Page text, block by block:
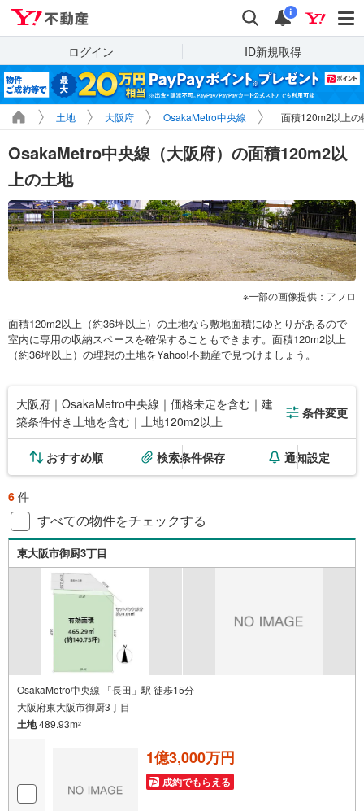
検索 通知
i
ログイン ID新規取得
土地 大阪府 OsakaMetro中央線 面積120m2以上の
OsakaMetro中央線（大阪府）の面積120m2以
上の土地
一部の画像提供：アフロ
面積120m2以上（約36坪以上）の土地なら敷地面積にゆとりがあるので
室内に専用の収納スペースを確保することもできます。面積120m2以上
（約36坪以上）の理想の土地をYahoo!不動産で見つけましょう。
大阪府｜OsakaMetro中央線｜価格未定を含む｜建
築条件付き土地を含む｜土地120m2以上
条件変更
おすすめ順 検索条件保存 通知設定
6 件
すべての物件をチェックする
東大阪市御厨3丁目
OsakaMetro中央線 「長田」駅 徒歩15分
大阪府東大阪市御厨3丁目
土地489.93m2
1億3,000万円
成約でもらえる